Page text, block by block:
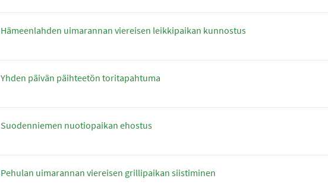
Hämeenlahden uimarannan viereisen leikkipaikan kunnostus
Yhden päivän päihteetön toritapahtuma
Suodenniemen nuotiopaikan ehostus
Pehulan uimarannan viereisen grillipaikan siistiminen